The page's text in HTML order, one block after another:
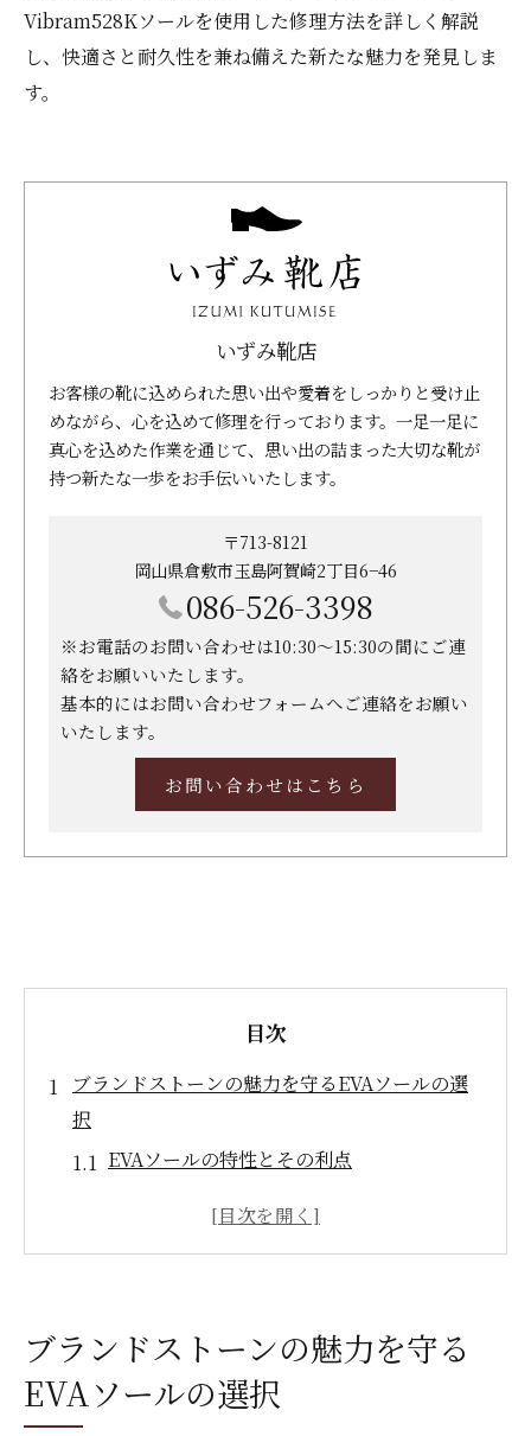
Vibram528Kソールを使用した修理方法を詳しく解説
し、快適さと耐久性を兼ね備えた新たな魅力を発見しま
す。
いずみ靴店
お客様の靴に込められた思い出や愛着をしっかりと受け止
めながら、心を込めて修理を行っております。一足一足に
真心を込めた作業を通じて、思い出の詰まった大切な靴が
持つ新たな一歩をお手伝いいたします。
〒713-8121
岡山県倉敷市玉島阿賀崎2丁目6−46
086-526-3398
※お電話のお問い合わせは10:30～15:30の間にご連
絡をお願いいたします。
基本的にはお問い合わせフォームへご連絡をお願い
いたします。
お問い合わせはこちら
目次
ブランドストーンの魅力を守るEVAソールの選
択
EVAソールの特性とその利点
EVAソールを使用した最新の靴修理事例
ブランドストーンの特徴とEVAソールの融
ブランドストーンの魅力を守る
EVAソールの選択